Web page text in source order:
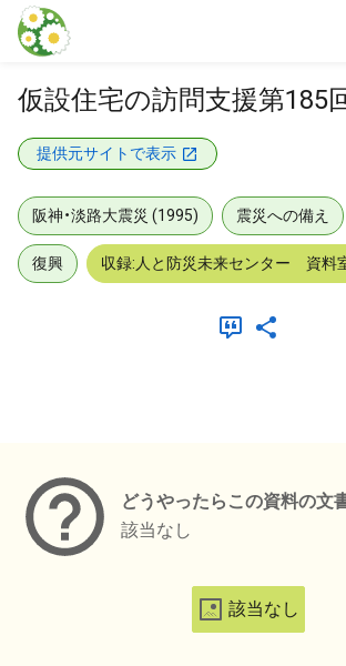
本文に飛ぶ
仮設住宅の訪問支援第185
提供元サイトで表示
阪神・淡路大震災 (1995) 震災への備え
復興 収録:人と防災未来センター 資料
どうやったらこの資料の文
該当なし
該当なし